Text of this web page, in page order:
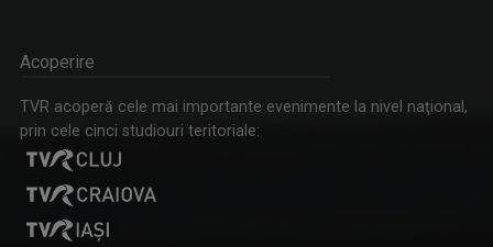
Emisiunile care îi poartă amprenta se numesc ...
Acoperire
TVR acoperă cele mai importante evenimente la nivel naţional,
prin cele cinci studiouri teritoriale: